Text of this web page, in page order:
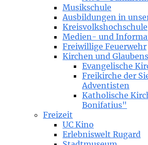
Musikschule
Ausbildungen in
Kreisvolkshochschule
Medien- und
Freiwillige Feuerwehr
Kirchen und
Evangelische
Freikirche der
Adventisten
Katholische
Bonifatius"
Freizeit
UC Kino
Erlebniswelt Rugard